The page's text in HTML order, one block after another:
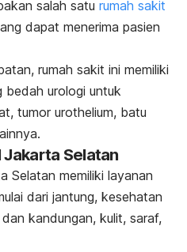
salah satu rumah sakit
dapat menerima pasien
rumah sakit ini memiliki
bedah urologi untuk
tumor urothelium, batu
Jakarta Selatan
Selatan memiliki layanan
dari jantung, kesehatan
kandungan, kulit, saraf,